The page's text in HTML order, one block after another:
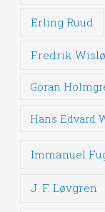
Erling Ruud
Fredrik
Göran
Hans Edvard
Immanuel
J. F. Løvgren